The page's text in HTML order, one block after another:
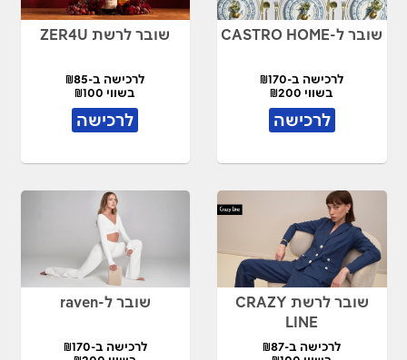
שובר ל-CASTRO HOME
לרכישה ב-₪170
בשווי ₪200
לרכישה
שובר לרשת ZER4U
לרכישה ב-₪85
בשווי ₪100
לרכישה
שובר לרשת CRAZY
LINE
לרכישה ב-₪87
שובר ל-raven
לרכישה ב-₪170